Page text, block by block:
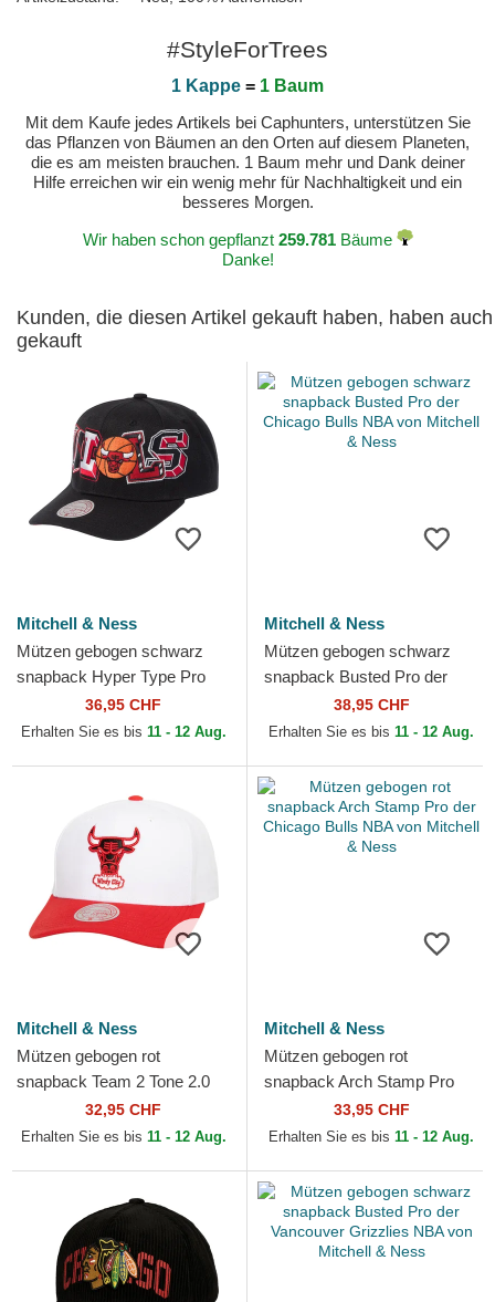
#StyleForTrees
1 Kappe = 1 Baum
Mit dem Kaufe jedes Artikels bei Caphunters, unterstützen Sie
das Pflanzen von Bäumen an den Orten auf diesem Planeten,
die es am meisten brauchen. 1 Baum mehr und Dank deiner
Hilfe erreichen wir ein wenig mehr für Nachhaltigkeit und ein
besseres Morgen.
Wir haben schon gepflanzt 259.781Bäume
Danke!
Kunden, die diesen Artikel gekauft haben, haben auch
gekauft
Mitchell & Ness
Mützen gebogen schwarz
snapback Hyper Type Pro
der Chicago Bulls NBA von
Mitchell & Ness
36,95 CHF
Erhalten Sie es bis 11 - 12 Aug.
Mitchell & Ness
Mützen gebogen schwarz
snapback Busted Pro der
Chicago Bulls NBA von
Mitchell & Ness
38,95 CHF
Erhalten Sie es bis 11 - 12 Aug.
Mitchell & Ness
Mützen gebogen rot
snapback Team 2 Tone 2.0
Pro der Chicago Bulls NBA
von Mitchell & Ness
32,95 CHF
Erhalten Sie es bis 11 - 12 Aug.
Mitchell & Ness
Mützen gebogen rot
snapback Arch Stamp Pro
der Chicago Bulls NBA von
Mitchell & Ness
33,95 CHF
Erhalten Sie es bis 11 - 12 Aug.